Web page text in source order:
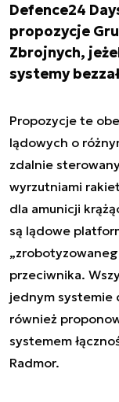
Defence24
propozycje
Zbrojnych,
systemy
Propozycje te
lądowych o
zdalnie
wyrzutniami
dla amunicji
są lądowe
przeciwnika.
jednym systemie
również
systemem
Radmor.